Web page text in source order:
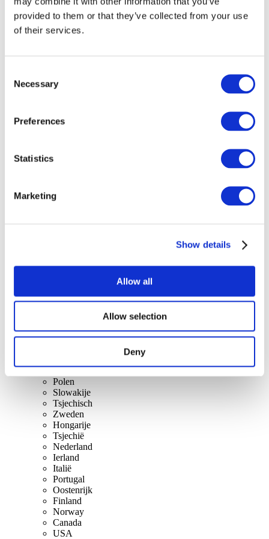
provided to them or that they’ve collected from your use
of their services.
Selection
Necessary
Preferences
Statistics
Marketing
Show details
Allow all
Allow selection
Deny
At vise
Verenigd Koninkrijk
Zwitserland
België
Lithuania
Polen
Slowakije
Tsjechisch
Zweden
Hongarije
Tsjechië
Nederland
Ierland
Italië
Portugal
Oostenrijk
Finland
Norway
Canada
USA